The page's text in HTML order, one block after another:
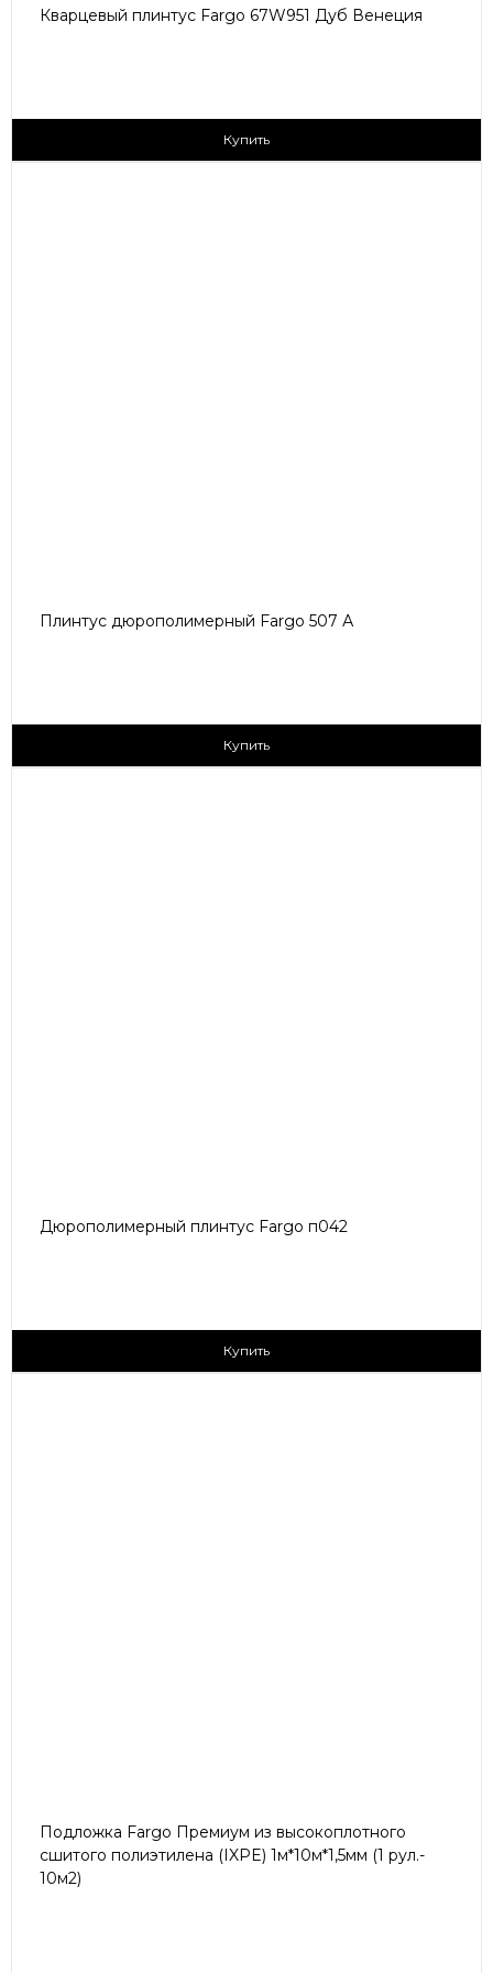
Кварцевый плинтус Fargo 67W951 Дуб Венеция
Купить
Плинтус дюрополимерный Fargo 507 А
Купить
Дюрополимерный плинтус Fargo п042
Купить
Подложка Fargo Премиум из высокоплотного
сшитого полиэтилена (IXPE) 1м*10м*1,5мм (1 рул.-
10м2)